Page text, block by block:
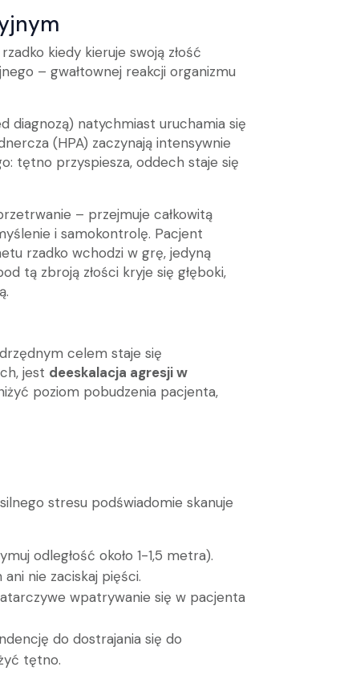
rzadko kiedy kieruje swoją złość
– gwałtownej reakcji organizmu
diagnozą) natychmiast uruchamia się
(HPA) zaczynają intensywnie
tętno przyspiesza, oddech staje się
– przejmuje całkowitą
i samokontrolę. Pacjent
rzadko wchodzi w grę, jedyną
tą zbroją złości kryje się głęboki,
celem staje się
jest deeskalacja agresji w
poziom pobudzenia pacjenta,
stresu podświadomie skanuje
odległość około 1-1,5 metra).
nie zaciskaj pięści.
wpatrywanie się w pacjenta
do dostrajania się do
tętno.